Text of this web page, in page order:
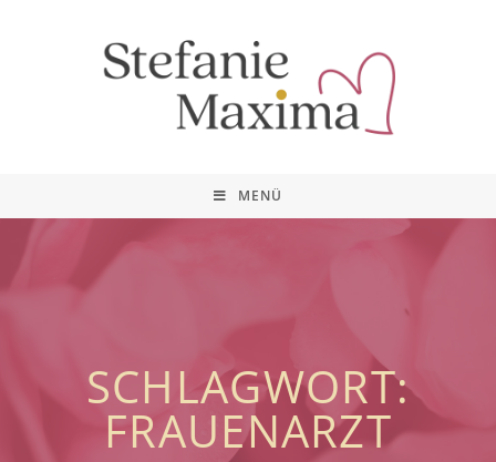
MENÜ
SCHLAGWORT:
FRAUENARZT